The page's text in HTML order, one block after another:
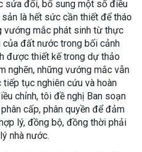
sửa đổi, bổ sung một số điều
là hết sức cần thiết để tháo
vướng mắc phát sinh từ thực
của đất nước trong bối cảnh
được thiết kế trong dự thảo
nghẽn, những vướng mắc vẫn
tục nghiên cứu và hoàn
chỉnh, tôi đề nghị Ban soạn
cấp, phân quyền để đảm
lý, đồng bộ, đồng thời phải
nhà nước.